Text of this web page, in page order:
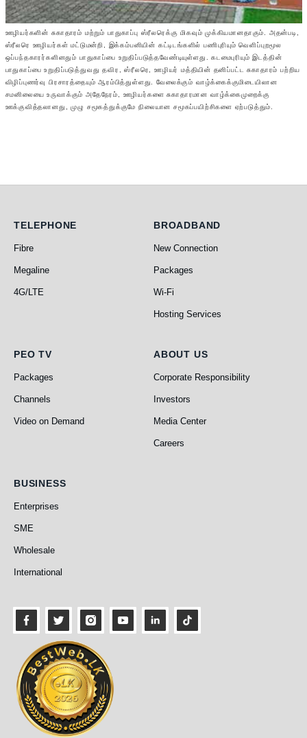
ஊழியர்களின் சுகாதாரம் மற்றும் பாதுகாப்பு ஸ்ரீலரெக்கு மிகவும் முக்கியமானதாகும். அதன்படி,
ஸ்ரீலரெ ஊழியர்கள் மட்டுமன்றி, இக்கம்பனியின் கட்டிடங்களில் பணிபுரியும் வெளிப்புறமூல
ஒப்பந்தகாரர்களினதும் பாதுகாப்பை உறுதிப்படுத்தவேண்டியுள்ளது. கடமைபுரியும் இடத்தின்
பாதுகாப்பை உறுதிப்படுத்துவது தவிர, ஸ்ரீலரெ, ஊழியர் மத்தியின் தனிப்பட்ட சுகாதாரம் பற்றிய
விழிப்புணர்வு பிரசாரத்தையும் ஆரம்பித்துள்ளது. வேலைக்கும் வாழ்க்கைக்குமிடையிலான
சமனிலையை உருவாக்கும் அதேநேரம், ஊழியர்களை சுகாதாரமான வாழ்க்கைமுறைக்கு
ஊக்குவித்தலானது, முழு சமூகத்துக்குமே நிலையான சமூகப்பயிற்சிகளை ஏற்படுத்தும்.
Telephone
TELEPHONE
Fibre
Megaline
4G/LTE
Broadband
BROADBAND
New Connection
Packages
Wi-Fi
Hosting Services
PEO TV
PEO TV
Packages
Channels
Video on Demand
About Us
ABOUT US
Corporate Responsibility
Investors
Media Center
Careers
Business
BUSINESS
Enterprises
SME
Wholesale
International